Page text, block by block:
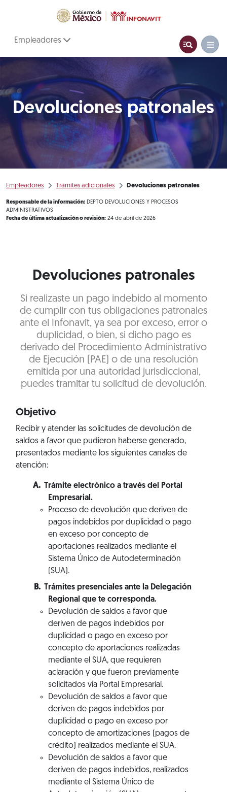
Empleadores
Devoluciones patronales
Empleadores Trámites adicionales Devoluciones patronales
Responsable de la información: DEPTO DEVOLUCIONES Y PROCESOS
ADMINISTRATIVOS
Fecha de última actualización o revisión: 24 de abril de 2026
Devoluciones patronales
Si realizaste un pago indebido al momento
de cumplir con tus obligaciones patronales
ante el Infonavit, ya sea por exceso, error o
duplicidad, o bien, si dicho pago es
derivado del Procedimiento Administrativo
de Ejecución (PAE) o de una resolución
emitida por una autoridad jurisdiccional,
puedes tramitar tu solicitud de devolución.
Objetivo
Recibir y atender las solicitudes de devolución de
saldos a favor que pudieron haberse generado,
presentados mediante los siguientes canales de
atención:
Trámite electrónico a través del Portal
Empresarial.
Proceso de devolución que deriven de
pagos indebidos por duplicidad o pago
en exceso por concepto de
aportaciones realizados mediante el
Sistema Único de Autodeterminación
(SUA).
Trámites presenciales ante la Delegación
Regional que te corresponda.
Devolución de saldos a favor que
deriven de pagos indebidos por
duplicidad o pago en exceso por
concepto de aportaciones realizadas
mediante el SUA, que requieren
aclaración y que fueron previamente
solicitados vía Portal Empresarial.
Devolución de saldos a favor que
deriven de pagos indebidos por
duplicidad o pago en exceso por
concepto de amortizaciones (pagos de
crédito) realizados mediante el SUA.
Devolución de saldos a favor que
deriven de pagos indebidos, realizados
mediante el Sistema Único de